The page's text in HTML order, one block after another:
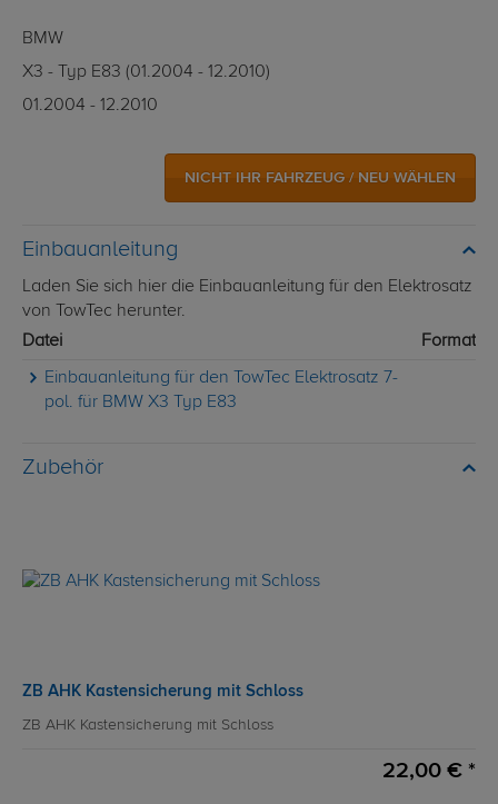
BMW
X3 - Typ E83 (01.2004 - 12.2010)
01.2004 - 12.2010
NICHT IHR FAHRZEUG / NEU WÄHLEN
Einbauanleitung
Laden Sie sich hier die Einbauanleitung für den Elektrosatz
von TowTec herunter.
Datei
Format
Einbauanleitung für den TowTec Elektrosatz 7-
pol. für BMW X3 Typ E83
Zubehör
ZB AHK Kastensicherung mit Schloss
ZB AHK Kastensicherung mit Schloss
22,00 € *